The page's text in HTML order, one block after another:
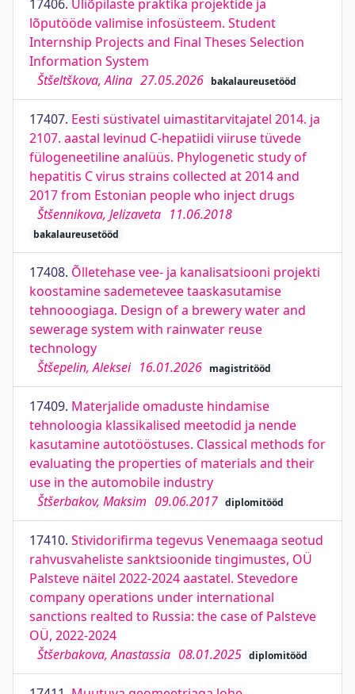
17406. Üliõpilaste praktika projektide ja
lõputööde valimise infosüsteem. Student
Internship Projects and Final Theses Selection
Information System
Štšeltškova, Alina 27.05.2026 bakalaureusetööd
17407. Eesti süstivatel uimastitarvitajatel 2014. ja
2107. aastal levinud C-hepatiidi viiruse tüvede
fülogeneetiline analüüs. Phylogenetic study of
hepatitis C virus strains collected at 2014 and
2017 from Estonian people who inject drugs
Štšennikova, Jelizaveta 11.06.2018
bakalaureusetööd
17408. Õlletehase vee- ja kanalisatsiooni projekti
koostamine sademetevee taaskasutamise
tehnooogiaga. Design of a brewery water and
sewerage system with rainwater reuse
technology
Štšepelin, Aleksei 16.01.2026 magistritööd
17409. Materjalide omaduste hindamise
tehnoloogia klassikalised meetodid ja nende
kasutamine autotööstuses. Classical methods for
evaluating the properties of materials and their
use in the automobile industry
Štšerbakov, Maksim 09.06.2017 diplomitööd
17410. Stividorifirma tegevus Venemaaga seotud
rahvusvaheliste sanktsioonide tingimustes, OÜ
Palsteve näitel 2022-2024 aastatel. Stevedore
company operations under international
sanctions realted to Russia: the case of Palsteve
OÜ, 2022-2024
Štšerbakova, Anastassia 08.01.2025 diplomitööd